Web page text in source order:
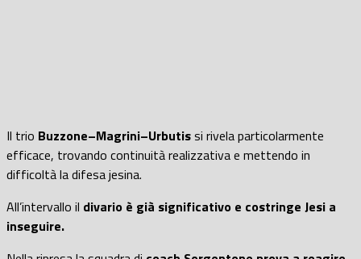
Il trio Buzzone–Magrini–Urbutissi rivela particolarmente
efficace, trovando continuità realizzativa e mettendo in
difficoltà la difesa jesina.
All’intervallo il divario è già significativo e costringe Jesi a
inseguire.